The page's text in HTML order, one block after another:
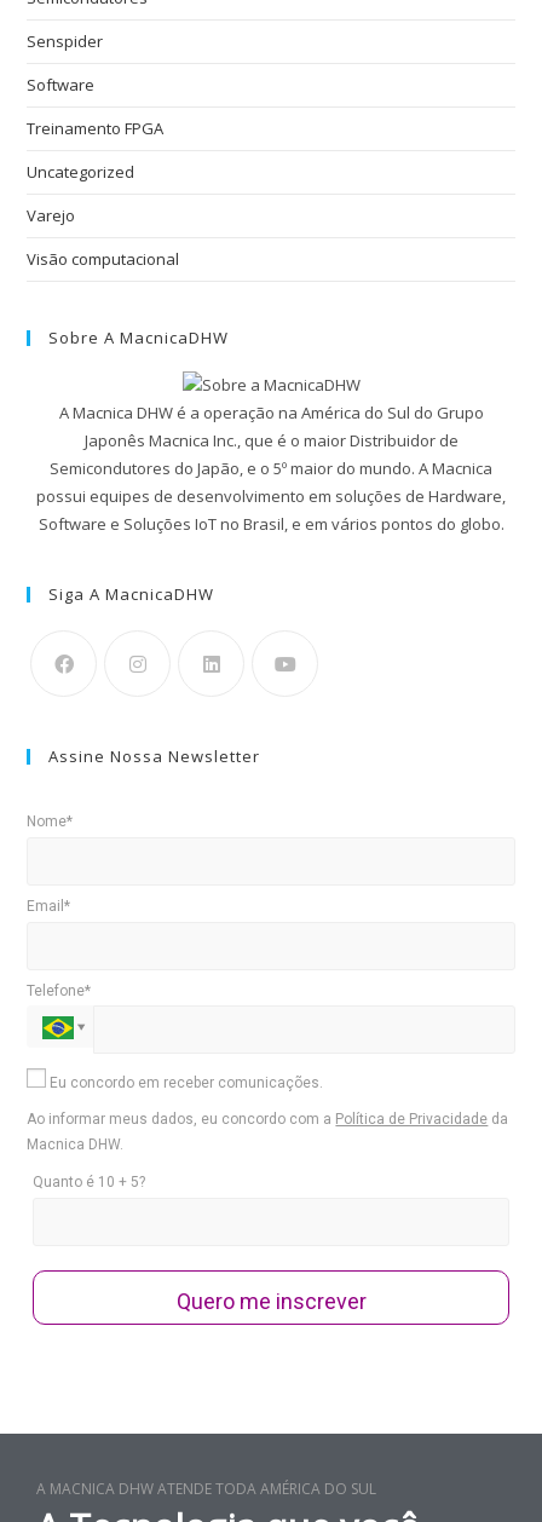
Senspider
Software
Treinamento FPGA
Uncategorized
Varejo
Visão computacional
Sobre A MacnicaDHW
A Macnica DHW é a operação na América do Sul do Grupo
Japonês Macnica Inc., que é o maior Distribuidor de
Semicondutores do Japão, e o 5º maior do mundo. A Macnica
possui equipes de desenvolvimento em soluções de Hardware,
Software e Soluções IoT no Brasil, e em vários pontos do globo.
Siga A MacnicaDHW
Assine Nossa Newsletter
Nome*
Email*
Telefone*
Eu concordo em receber comunicações.
Ao informar meus dados, eu concordo com a Política de Privacidade da
Macnica DHW.
Quanto é 10 + 5?
Quero me inscrever
A MACNICA DHW ATENDE TODA AMÉRICA DO SUL